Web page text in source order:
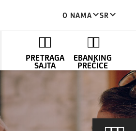
O NAMA SR
PRETRAGA
SAJTA
EBANKING
PREČICE